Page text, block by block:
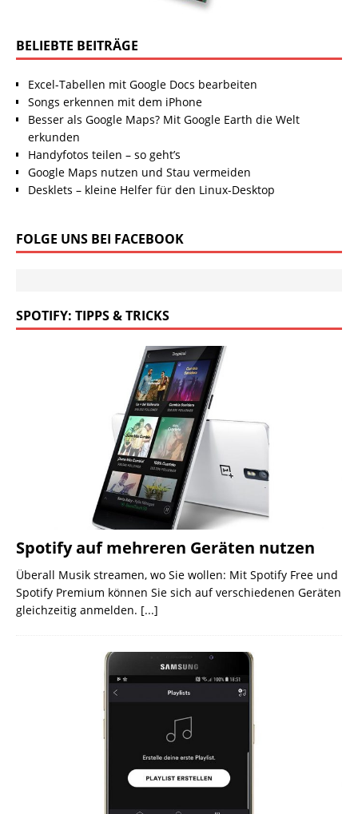
BELIEBTE BEITRÄGE
Excel-Tabellen mit Google Docs bearbeiten
Songs erkennen mit dem iPhone
Besser als Google Maps? Mit Google Earth die Welt
erkunden
Handyfotos teilen – so geht’s
Google Maps nutzen und Stau vermeiden
Desklets – kleine Helfer für den Linux-Desktop
FOLGE UNS BEI FACEBOOK
SPOTIFY: TIPPS & TRICKS
Spotify auf mehreren Geräten nutzen
Überall Musik streamen, wo Sie wollen: Mit Spotify Free und
Spotify Premium können Sie sich auf verschiedenen Geräten
gleichzeitig anmelden. [...]